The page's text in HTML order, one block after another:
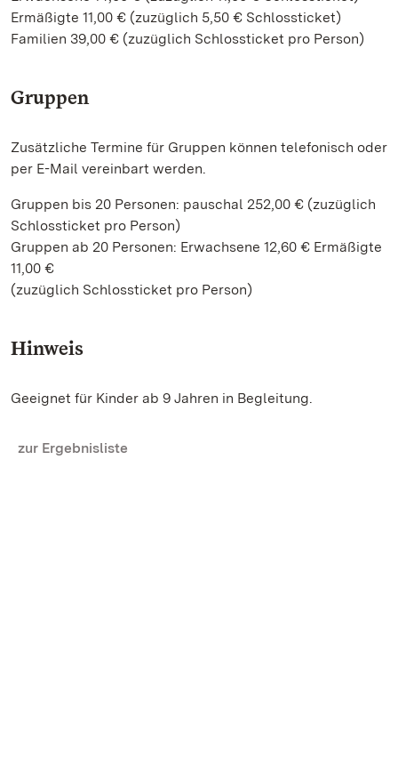
Ermäßigte 11,00 € (zuzüglich 5,50 € Schlossticket)
Familien 39,00 € (zuzüglich Schlossticket pro Person)
Gruppen
Zusätzliche Termine für Gruppen können telefonisch oder
per E-Mail vereinbart werden.
Gruppen bis 20 Personen: pauschal 252,00 € (zuzüglich
Schlossticket pro Person)
Gruppen ab 20 Personen: Erwachsene 12,60 € Ermäßigte
11,00 €
(zuzüglich Schlossticket pro Person)
Hinweis
Geeignet für Kinder ab 9 Jahren in Begleitung.
zur Ergebnisliste